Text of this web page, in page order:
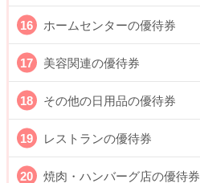
ホームセンターの優待券
美容関連の優待券
その他の日用品の優待券
レストランの優待券
焼肉・ハンバーグ店の優待券